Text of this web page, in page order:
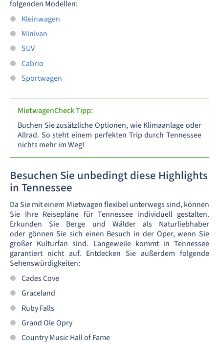
folgenden Modellen:
Kleinwagen
Minivan
SUV
Cabrio
Sportwagen
MietwagenCheck Tipp:
Buchen Sie zusätzliche Optionen, wie Klimaanlage oder
Allrad. So steht einem perfekten Trip durch Tennessee
nichts mehr im Weg!
Besuchen Sie unbedingt diese Highlights
in Tennessee
Da Sie mit einem Mietwagen flexibel unterwegs sind, können
Sie Ihre Reisepläne für Tennessee individuell gestalten.
Erkunden Sie Berge und Wälder als Naturliebhaber
oder gönnen Sie sich einen Besuch in der Oper, wenn Sie
großer Kulturfan sind. Langeweile kommt in Tennessee
garantiert nicht auf. Entdecken Sie außerdem folgende
Sehenswürdigkeiten:
Cades Cove
Graceland
Ruby Falls
Grand Ole Opry
Country Music Hall of Fame